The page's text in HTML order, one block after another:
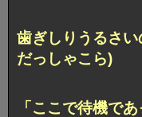
歯ぎしりうるさ
だっしゃこら)
「ここで待機で